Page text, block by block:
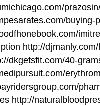
http://
dkgetsfit.com/40-
http://